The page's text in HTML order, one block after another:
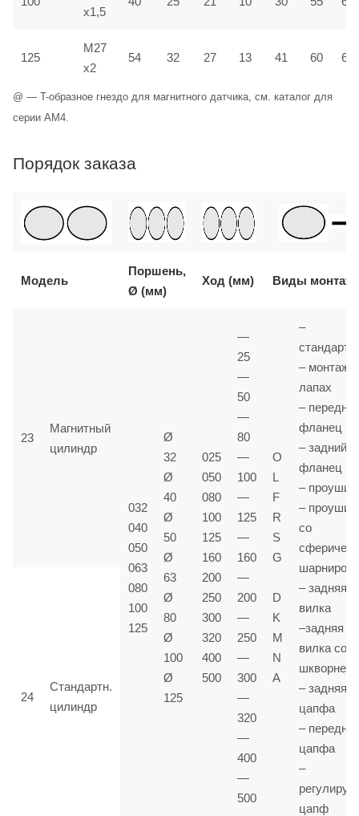
x1,5
125
M27
x2
54 32 27 13 41 60 6,5
@ — T-образное гнездо для магнитного датчика, см. каталог для
серии AM4.
Порядок заказа
Модель
Поршень,
Ø (мм)
Ход (мм) Виды
23
Магнитный
цилиндр
032
040
050
063
080
100
125
Ø
32
Ø
40
Ø
50
Ø
63
Ø
80
Ø
100
Ø
125
025
050
080
100
125
160
200
250
300
320
400
500
—
25
—
50
—
80
—
100
—
125
—
160
—
200
—
250
—
300
—
320
—
400
—
500
O
L
F
R
S
G
D
K
M
N
A
–
– монтаж
лапах
–
фланец
– задний
фланец
–
–
со
шарниром
– задняя
вилка
–задняя
вилка со
шкворнем
– задняя
цапфа
–
цапфа
–
цапф
24
Стандартн.
цилиндр